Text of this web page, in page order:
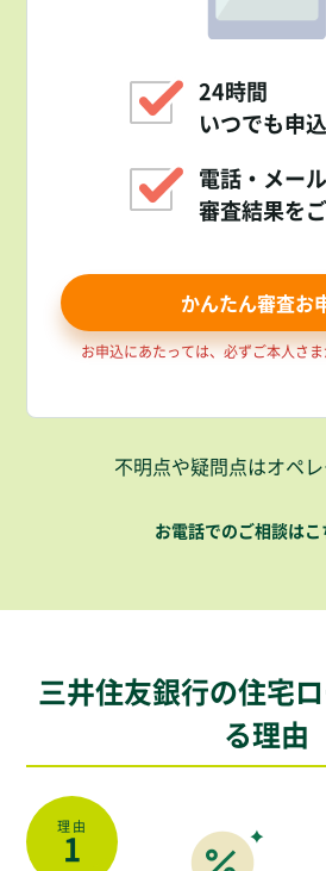
24時間
いつでも申
電話・メー
審査結果を
かんたん審査お
お申込にあたっては、必ずご本人さ
不明点や疑問点はオペ
お電話でのご相談はこ
三井住友銀行の住宅
る理由
理由
1